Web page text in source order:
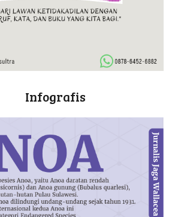
Infografis